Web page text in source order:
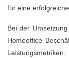
für eine
Bei der
Homeoffice